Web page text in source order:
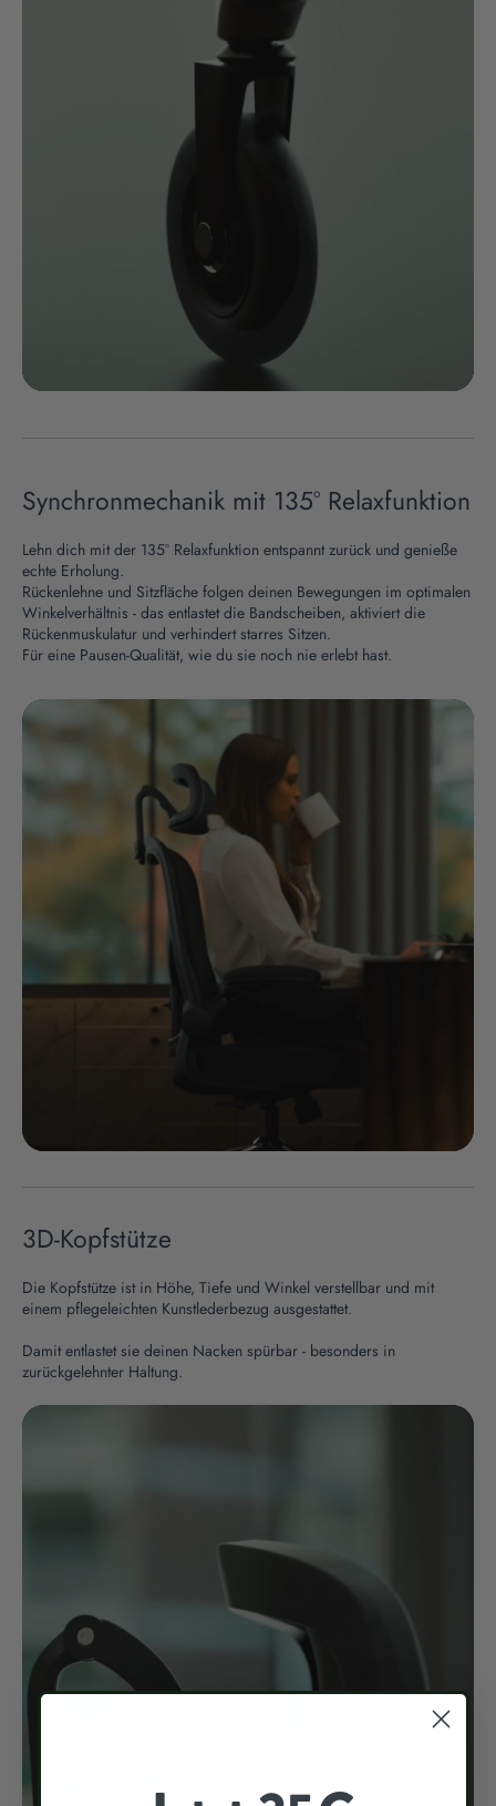
Synchronmechanik mit 135° Relaxfunktion
Lehn dich mit der 135° Relaxfunktion entspannt zurück und genieße
echte Erholung.
Rückenlehne und Sitzfläche folgen deinen Bewegungen im optimalen
Winkelverhältnis - das entlastet die Bandscheiben, aktiviert die
Rückenmuskulatur und verhindert starres Sitzen.
Für eine Pausen-Qualität, wie du sie noch nie erlebt hast.
3D-Kopfstütze
Die Kopfstütze ist in Höhe, Tiefe und Winkel verstellbar und mit
einem pflegeleichten Kunstlederbezug ausgestattet.
Damit entlastet sie deinen Nacken spürbar - besonders in
zurückgelehnter Haltung.